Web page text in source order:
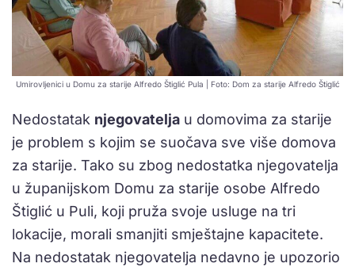
Umirovljenici u Domu za starije Alfredo Štiglić Pula | Foto: Dom za starije Alfredo Štiglić
Nedostatak njegovatelja u domovima za starije
je problem s kojim se suočava sve više domova
za starije. Tako su zbog nedostatka njegovatelja
u županijskom Domu za starije osobe Alfredo
Štiglić u Puli, koji pruža svoje usluge na tri
lokacije, morali smanjiti smještajne kapacitete.
Na nedostatak njegovatelja nedavno je upozorio